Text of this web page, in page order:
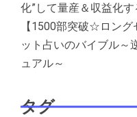
化”して量産＆収益化
【1500部突破☆ロン
ット占いのバイブル～
ュアル～
タグ